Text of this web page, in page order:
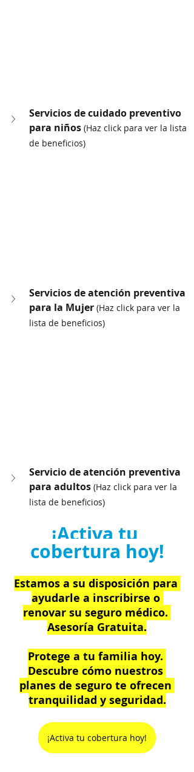
Servicios de cuidado preventivo
para niños (Haz click para ver la lista
de beneficios)
Servicios de atención preventiva
para la Mujer (Haz click para ver la
lista de beneficios)
Servicio de atención preventiva
para adultos (Haz click para ver la
lista de beneficios)
¡Activa tu
cobertura hoy!
Estamos a su disposición para
ayudarle a inscribirse o
renovar su seguro médico.
Asesoría Gratuita.
Protege a tu familia hoy.
Descubre cómo nuestros
planes de seguro te ofrecen
tranquilidad y seguridad.
¡Activa tu cobertura hoy!